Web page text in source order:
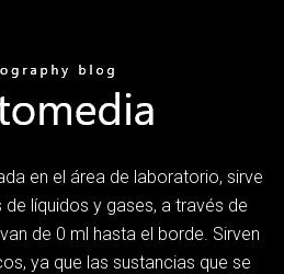
en el área de laboratorio, sirve
líquidos y gases, a través de
de 0 ml hasta el borde. Sirven
ya que las sustancias que se